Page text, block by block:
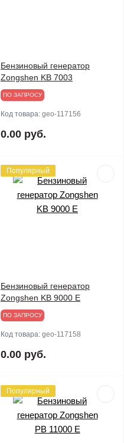
Бензиновый генератор
Zongshen KB 7003
ПО ЗАПРОСУ
Код товара: geo-117156
0.00 руб.
Популярный
Бензиновый генератор
Zongshen KB 9000 E
ПО ЗАПРОСУ
Код товара: geo-117158
0.00 руб.
Популярный